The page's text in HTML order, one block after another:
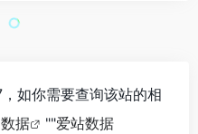
如你需要查询该站的相
据 ""爱站数据